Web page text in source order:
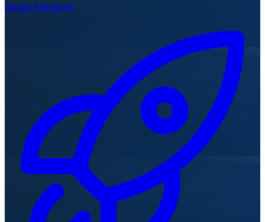
Mode Premium